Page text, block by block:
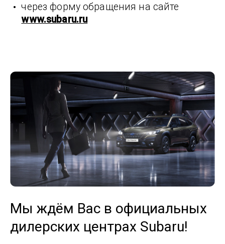
через форму обращения на сайте
www.subaru.ru
Мы ждём Вас в официальных
дилерских центрах Subaru!